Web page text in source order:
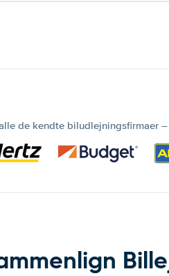
de kendte biludlejningsfirmaer